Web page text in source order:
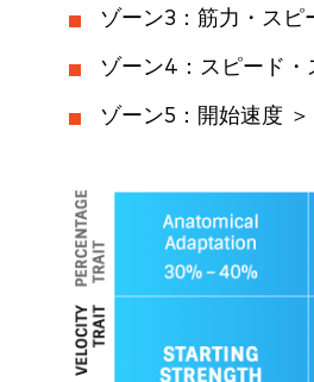
ゾーン3：筋力・ス
ゾーン4：スピード
ゾーン5：開始速度